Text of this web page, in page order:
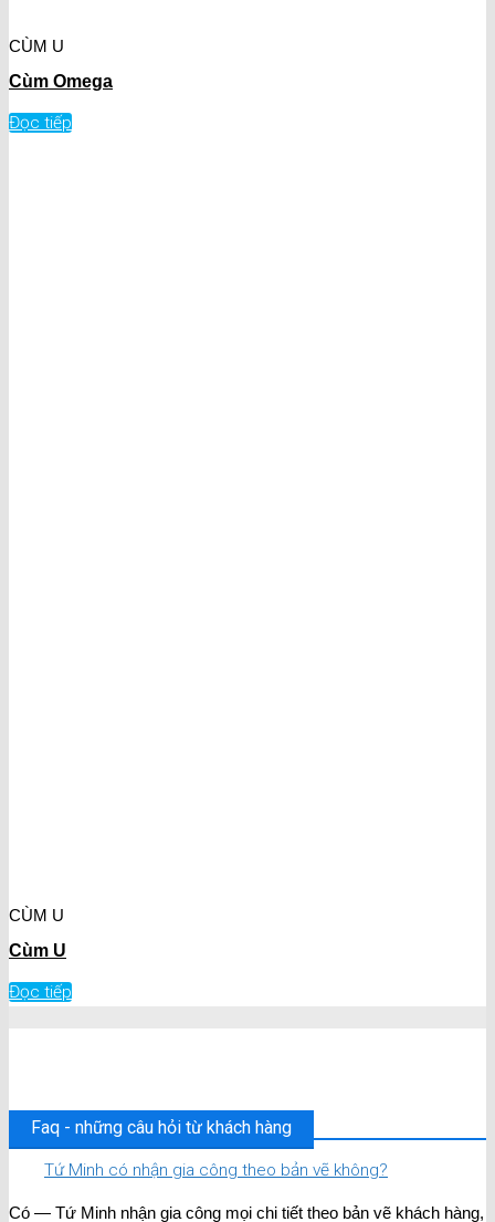
CÙM U
Cùm Omega
Đọc tiếp
CÙM U
Cùm U
Đọc tiếp
Faq - những câu hỏi từ khách hàng
Tứ Minh có nhận gia công theo bản vẽ không?
Có — Tứ Minh nhận gia công mọi chi tiết theo bản vẽ khách hàng,